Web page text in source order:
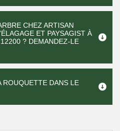
CHEZ ARTISAN
ET PAYSAGIST À
? DEMANDEZ-LE
ROUQUETTE DANS LE